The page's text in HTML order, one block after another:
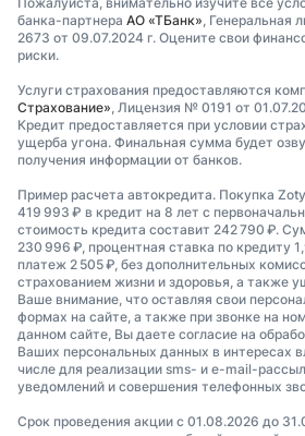
банка-партнера АО «ТБанк» ,
2673 от 09.07.2024 г. Оцените свои
риски.
Услуги страхования предоставляются
Страхование» , Лицензия № 0191 от
Кредит предоставляется при условии
ущерба угона. Финальная сумма будет
получения информации от банков.
Пример расчета автокредита. Покупка
419 993 ₽ в кредит на 8 лет с
стоимость кредита составит 242 790 ₽.
230 996 ₽, процентная ставка по кредиту
платеж 2 505 ₽, без дополнительных
страхованием жизни и здоровья, а также
Ваше внимание, что оставляя свои
формах на сайте, а также при звонке на
данном сайте, Вы даете согласие на
Ваших персональных данных в интересах
числе для реализации sms- и e-mail-
уведомлений и совершения телефонных
Срок проведения акции с 01.08.2026 до